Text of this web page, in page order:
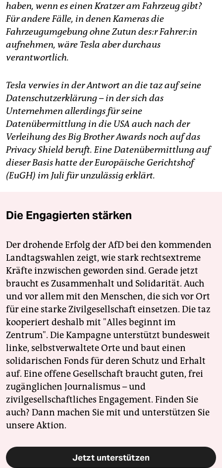
haben, wenn es einen Kratzer am Fahrzeug gibt?
Für andere Fälle, in denen Kameras die
Fahrzeugumgebung ohne Zutun des:r Fahrer:in
aufnehmen, wäre Tesla aber durchaus
verantwortlich.
Tesla verwies in der Antwort an die taz auf seine
Datenschutzerklärung – in der sich das
Unternehmen allerdings für seine
Datenübermittlung in die USA auch nach der
Verleihung des Big Brother Awards noch auf das
Privacy Shield beruft. Eine Datenübermittlung auf
dieser Basis hatte der Europäische Gerichtshof
(EuGH) im Juli für unzulässig erklärt.
Die Engagierten stärken
Der drohende Erfolg der AfD bei den kommenden
Landtagswahlen zeigt, wie stark rechtsextreme
Kräfte inzwischen geworden sind. Gerade jetzt
braucht es Zusammenhalt und Solidarität. Auch
und vor allem mit den Menschen, die sich vor Ort
für eine starke Zivilgesellschaft einsetzen. Die taz
kooperiert deshalb mit "Alles beginnt im
Zentrum". Die Kampagne unterstützt bundesweit
linke, selbstverwaltete Orte und baut einen
solidarischen Fonds für deren Schutz und Erhalt
auf. Eine offene Gesellschaft braucht guten, frei
zugänglichen Journalismus – und
zivilgesellschaftliches Engagement. Finden Sie
auch? Dann machen Sie mit und unterstützen Sie
unsere Aktion.
Jetzt unterstützen